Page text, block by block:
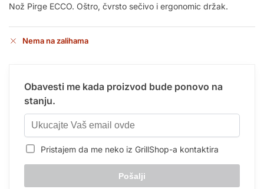
Nož Pirge ECCO. Oštro, čvrsto sečivo i ergonomic držak.
Nema na zalihama
Obavesti me kada proizvod bude ponovo na
stanju.
Pristajem da me neko iz GrillShop-a kontaktira